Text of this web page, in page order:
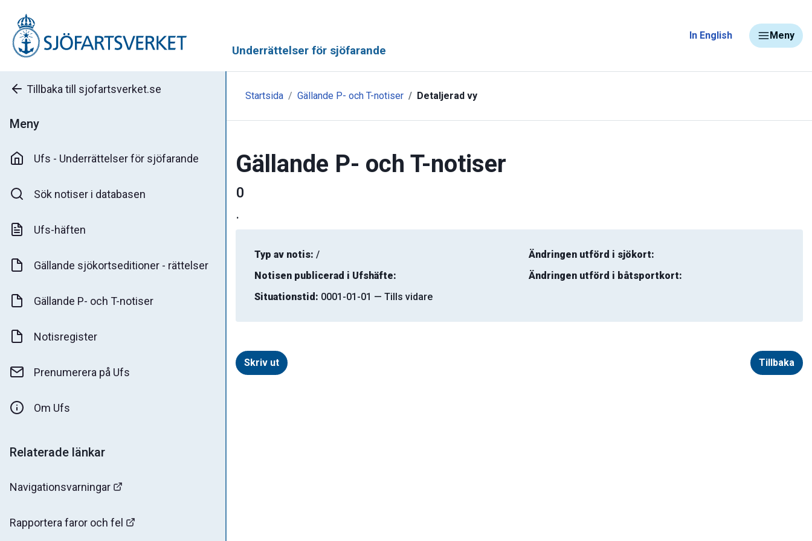
Underrättelser för sjöfarande
In English Meny
Tillbaka till sjofartsverket.se
Meny
Ufs - Underrättelser för sjöfarande
Sök notiser i databasen
Ufs-häften
Gällande sjökortseditioner - rättelser
Gällande P- och T-notiser
Notisregister
Prenumerera på Ufs
Om Ufs
Relaterade länkar
Navigationsvarningar
Rapportera faror och fel
Startsida Gällande P- och T-notiser Detaljerad vy
Gällande P- och T-notiser
0
.
Typ av notis: /
Notisen publicerad i Ufshäfte:
Situationstid: 0001-01-01 — Tills vidare
Ändringen utförd i sjökort:
Ändringen utförd i båtsportkort:
Skriv ut Tillbaka